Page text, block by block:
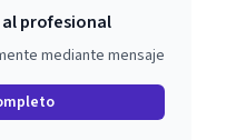
al profesional
mediante mensaje